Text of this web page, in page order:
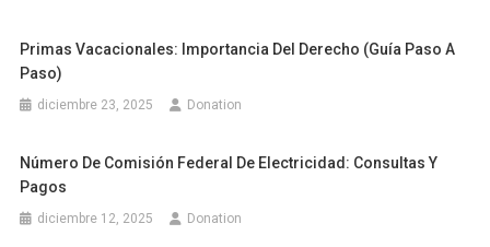
Primas Vacacionales: Importancia Del Derecho (Guía Paso A
Paso)
diciembre 23, 2025 Donation
Número De Comisión Federal De Electricidad: Consultas Y
Pagos
diciembre 12, 2025 Donation